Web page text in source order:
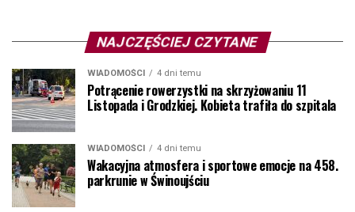
NAJCZĘŚCIEJ CZYTANE
WIADOMOŚCI 4 dni temu
Potrącenie rowerzystki na skrzyżowaniu 11
Listopada i Grodzkiej. Kobieta trafiła do szpitala
WIADOMOŚCI 4 dni temu
Wakacyjna atmosfera i sportowe emocje na 458.
parkrunie w Świnoujściu